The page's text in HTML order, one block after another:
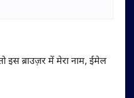
इस ब्राउज़र में मेरा नाम, ईमेल